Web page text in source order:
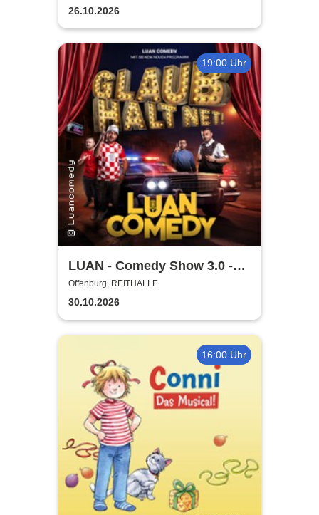
26.10.2026
19:00 Uhr
LUAN - Comedy Show 3.0 -
Glaub halt net!
Offenburg, REITHALLE
30.10.2026
16:00 Uhr